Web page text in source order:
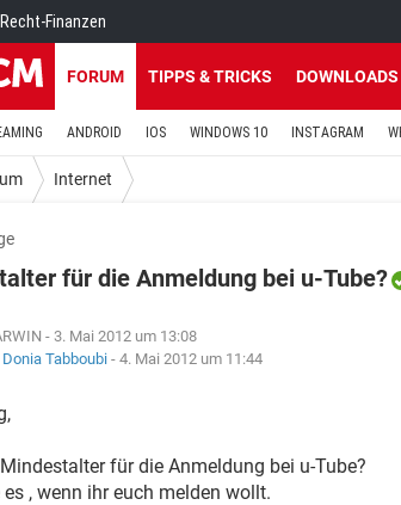
Recht-Finanzen
FORUM TIPPS & TRICKS DOWNLOADS
ANDROID IOS WINDOWS 10 INSTAGRAM
Internet
für die Anmeldung bei u-Tube?
- 3. Mai 2012 um 13:08
Donia Tabboubi - 4. Mai 2012 um 11:44
für die Anmeldung bei u-Tube?
es , wenn ihr euch melden wollt.